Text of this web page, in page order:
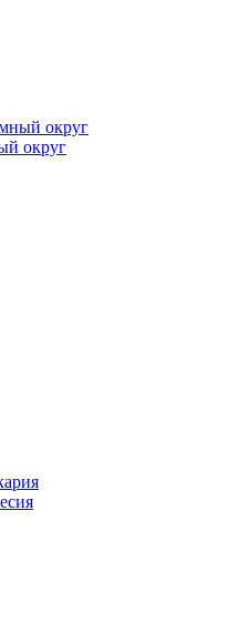
округ
округ